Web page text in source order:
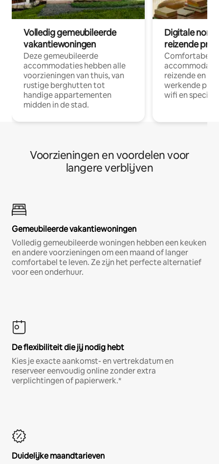
Volledig gemeubileerde
vakantiewoningen
Deze gemeubileerde
accommodaties hebben alle
voorzieningen van thuis, van
rustige berghutten tot
handige appartementen
midden in de stad.
Digitale
reizende
Comfortabele
reizende en
werkende
wifi en
Voorzieningen en voordelen voor
langere verblijven
Gemeubileerde vakantiewoningen
Volledig gemeubileerde woningen hebben een keuken
en andere voorzieningen om een maand of langer
comfortabel te leven. Ze zijn het perfecte alternatief
voor een onderhuur.
De flexibiliteit die jij nodig hebt
Kies je exacte aankomst- en vertrekdatum en
reserveer eenvoudig online zonder extra
verplichtingen of papierwerk.*
Duidelijke maandtarieven